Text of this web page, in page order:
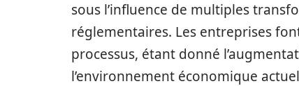
sous l’influence de multiples
réglementaires. Les entreprises
processus, étant donné
l’environnement économique